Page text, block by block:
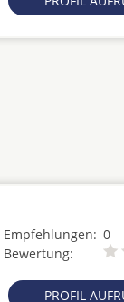
Empfehlungen: 0
Bewertung:
PROFIL